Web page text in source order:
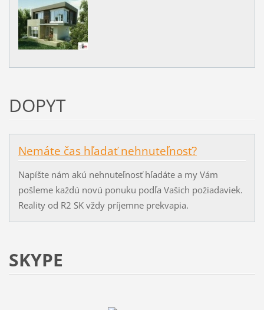
DOPYT
Nemáte čas hľadať nehnuteľnosť?
Napíšte nám akú nehnuteľnosť hľadáte a my Vám
pošleme každú novú ponuku podľa Vašich požiadaviek.
Reality od R2 SK vždy príjemne prekvapia.
SKYPE